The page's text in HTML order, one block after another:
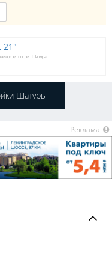
21"
шоссе Шатура
Шатуры
Реклама